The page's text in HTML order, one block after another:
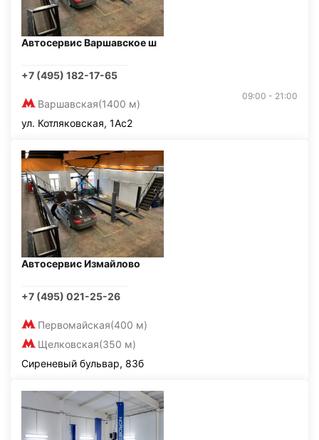
Автосервис Варшавское ш
+7 (495) 182-17-65
Варшавская(1400 м)
09:00 - 21:00
ул. Котляковская, 1Ас2
Автосервис Измайлово
+7 (495) 021-25-26
Первомайская(400 м)
Щелковская(350 м)
Сиреневый бульвар, 83б